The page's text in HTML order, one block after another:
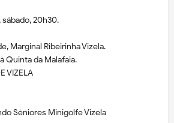
sábado, 20h30.
Marginal Ribeirinha Vizela.
Quinta da Malafaia.
VIZELA
Séniores Minigolfe Vizela